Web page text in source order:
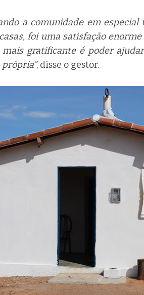
a comunidade em
foi uma satisfação
mais gratificante é poder
, disse o gestor.